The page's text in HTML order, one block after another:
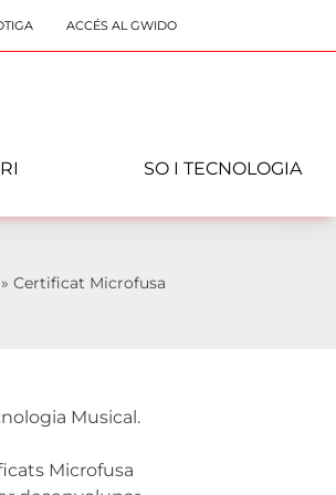
ACCÉS AL GWIDO
SO I TECNOLOGIA
» Certificat Microfusa
Musical.
Microfusa